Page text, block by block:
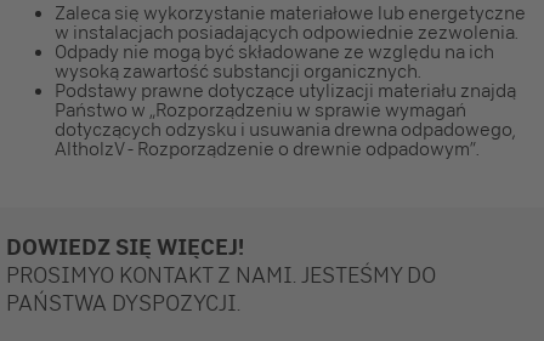
Zaleca się wykorzystanie materiałowe lub energetyczne
w instalacjach posiadających odpowiednie zezwolenia.
Odpady nie mogą być składowane ze względu na ich
wysoką zawartość substancji organicznych.
Podstawy prawne dotyczące utylizacji materiału znajdą
Państwo w „Rozporządzeniu w sprawie wymagań
dotyczących odzysku i usuwania drewna odpadowego,
AltholzV - Rozporządzenie o drewnie odpadowym”.
DOWIEDZ SIĘ WIĘCEJ!
PROSIMYO KONTAKT Z NAMI. JESTEŚMY DO
PAŃSTWA DYSPOZYCJI.